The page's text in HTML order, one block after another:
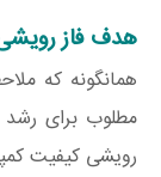
هدف فاز
همانگونه که
مطلوب برای رشد
رویشی کیفیت